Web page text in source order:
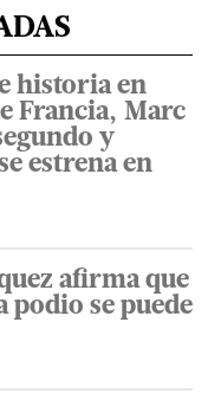
historia en
Francia, Marc
y
estrena en
afirma que
podio se puede